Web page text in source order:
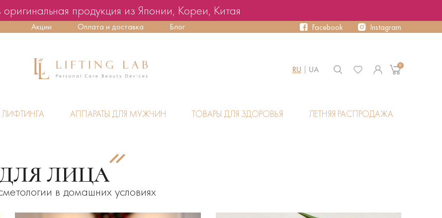
оригинальная продукция из Японии, Кореи, Китая
Акции Оплата и доставка Блог Facebook Instagram
RU UA 0
ЛИФТИНГА АППАРАТЫ ДЛЯ МУЖЧИН ТОВАРЫ ДЛЯ ЗДОРОВЬЯ ЛЕТНЯЯ РАСПРОДАЖА
ЛИЦА
в домашних условиях